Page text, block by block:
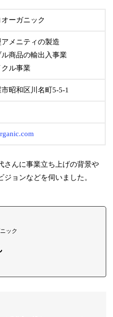
ーガニック
アメニティの製造
ル商品の輸出入事業
クル事業
昭和区川名町5-5-1
さんに事業立ち上げの背景や
ョンなどを伺いました。
ック